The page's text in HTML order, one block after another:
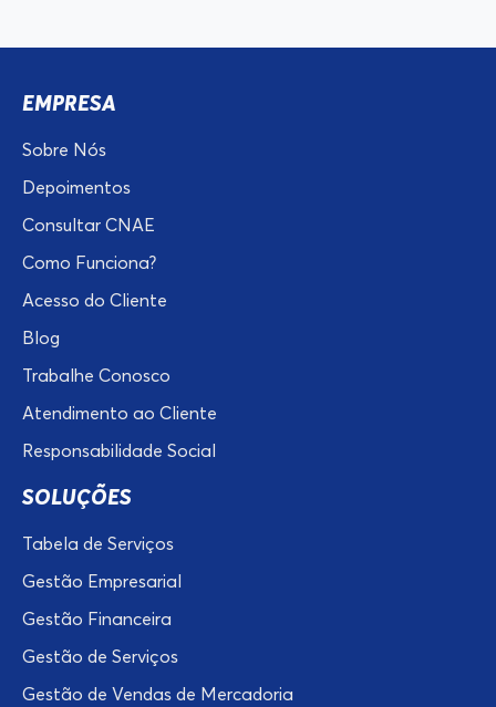
EMPRESA
Sobre Nós
Depoimentos
Consultar CNAE
Como Funciona?
Acesso do Cliente
Blog
Trabalhe Conosco
Atendimento ao Cliente
Responsabilidade Social
SOLUÇÕES
Tabela de Serviços
Gestão Empresarial
Gestão Financeira
Gestão de Serviços
Gestão de Vendas de Mercadoria